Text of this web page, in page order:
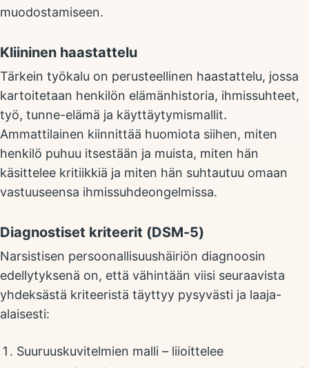
muodostamiseen.
Kliininen haastattelu
Tärkein työkalu on perusteellinen haastattelu, jossa
kartoitetaan henkilön elämänhistoria, ihmissuhteet,
työ, tunne-elämä ja käyttäytymismallit.
Ammattilainen kiinnittää huomiota siihen, miten
henkilö puhuu itsestään ja muista, miten hän
käsittelee kritiikkiä ja miten hän suhtautuu omaan
vastuuseensa ihmissuhdeongelmissa.
Diagnostiset kriteerit (DSM-5)
Narsistisen persoonallisuushäiriön diagnoosin
edellytyksenä on, että vähintään viisi seuraavista
yhdeksästä kriteeristä täyttyy pysyvästi ja laaja-
alaisesti:
Suuruuskuvitelmien malli – liioittelee